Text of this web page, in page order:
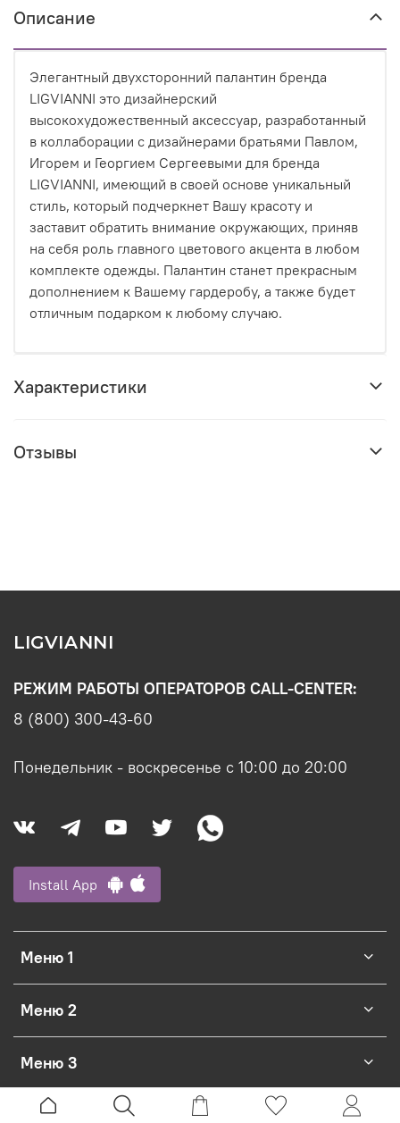
Описание
Элегантный двухсторонний палантин бренда
LIGVIANNI это дизайнерский
высокохудожественный аксессуар, разработанный
в коллаборации с дизайнерами братьями Павлом,
Игорем и Георгием Сергеевыми для бренда
LIGVIANNI, имеющий в своей основе уникальный
стиль, который подчеркнет Вашу красоту и
заставит обратить внимание окружающих, приняв
на себя роль главного цветового акцента в любом
комплекте одежды. Палантин станет прекрасным
дополнением к Вашему гардеробу, а также будет
отличным подарком к любому случаю.
Характеристики
Отзывы
LIGVIANNI
Меню 1
Меню 2
Меню 3
РЕЖИМ РАБОТЫ ОПЕРАТОРОВ CALL-CENTER:
8 (800) 300-43-60
Понедельник - воскресенье с 10:00 до 20:00
Install App